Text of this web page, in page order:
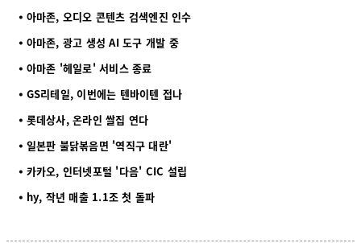
⦁ 아마존, 오디오 콘텐츠 검색엔진 인수
⦁ 아마존, 광고 생성 AI 도구 개발 중
⦁ 아마존 '헤일로' 서비스 종료
⦁ GS리테일, 이번에는 텐바이텐 접나
⦁ 롯데상사, 온라인 쌀집 연다
⦁ 일본판 불닭볶음면 '역직구 대란'
⦁ 카카오, 인터넷포털 '다음' CIC 설립
⦁ hy, 작년 매출 1.1조 첫 돌파